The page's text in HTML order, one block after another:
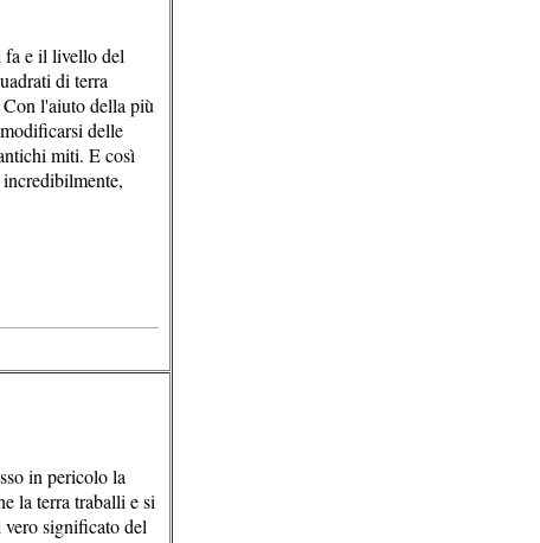
fa e il livello del
di terra
l'aiuto della più
delle
miti. E così
in pericolo la
la terra traballi e si
significato del